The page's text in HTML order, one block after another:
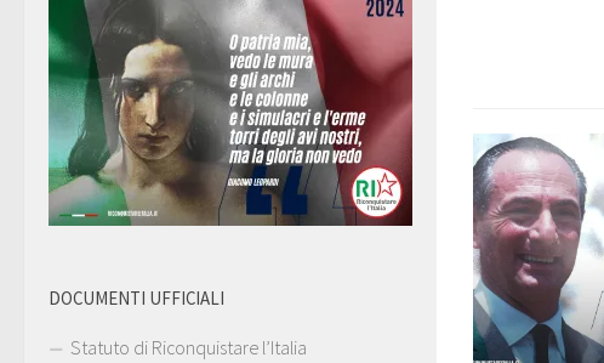
DOCUMENTI UFFICIALI
Statuto di Riconquistare l’Italia